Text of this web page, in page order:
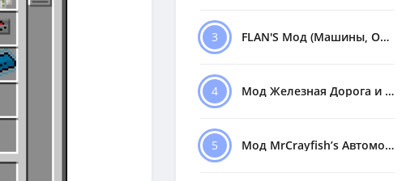
3 FLAN'S Мод (Машины, Оружие)
4 Мод Железная Дорога и Поезда
5 Мод MrCrayfish’s Автомобили